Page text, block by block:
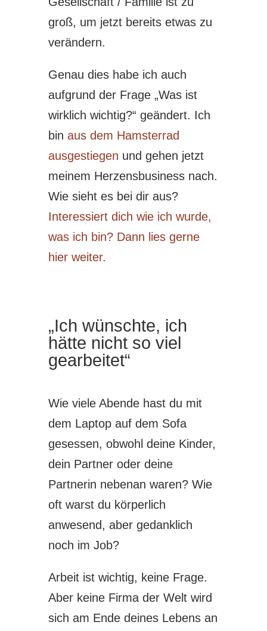
groß, um jetzt bereits etwas zu
verändern.
Genau dies habe ich auch
aufgrund der Frage „Was ist
wirklich wichtig?“ geändert. Ich
bin aus dem Hamsterrad
ausgestiegen und gehen jetzt
meinem Herzensbusiness nach.
Wie sieht es bei dir aus?
Interessiert dich wie ich wurde,
was ich bin? Dann lies gerne
hier weiter.
„Ich wünschte, ich
hätte nicht so viel
gearbeitet“
Wie viele Abende hast du mit
dem Laptop auf dem Sofa
gesessen, obwohl deine Kinder,
dein Partner oder deine
Partnerin nebenan waren? Wie
oft warst du körperlich
anwesend, aber gedanklich
noch im Job?
Arbeit ist wichtig, keine Frage.
Aber keine Firma der Welt wird
sich am Ende deines Lebens an